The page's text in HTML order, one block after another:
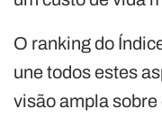
O ranking do
une todos estes
visão ampla